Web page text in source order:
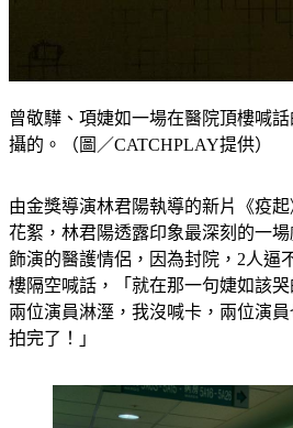
曾敬驊、項婕如一場在醫院頂樓喊
攝的。（圖／CATCHPLAY提供）
由金獎導演林君陽執導的新片《疫
花絮，林君陽透露印象最深刻的一
飾演的醫護情侶，因為封院，2人逼
樓隔空喊話，「就在那一句婕如該
兩位演員淋溼，我沒喊卡，兩位演
拍完了！」